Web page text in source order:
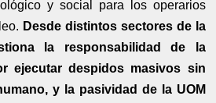
y social para los operarios
Desde distintos sectores de la
la responsabilidad de la
ejecutar despidos masivos sin
y la pasividad de la UOM